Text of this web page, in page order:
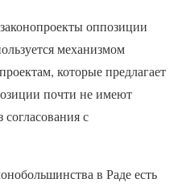
оппозиции
механизмом
которые предлагает
почти не имеют
с
в Раде есть